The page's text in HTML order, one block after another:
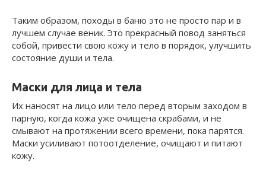
Таким образом, походы в баню это не просто пар и в
лучшем случае веник. Это прекрасный повод заняться
собой, привести свою кожу и тело в порядок, улучшить
состояние души и тела.
Маски для лица и тела
Их наносят на лицо или тело перед вторым заходом в
пар­ную, когда кожа уже очище­на скрабами, и не
смывают на протяжении всего времени, пока парятся.
Маски усилива­ют потоотделение, очищают и питают
кожу.